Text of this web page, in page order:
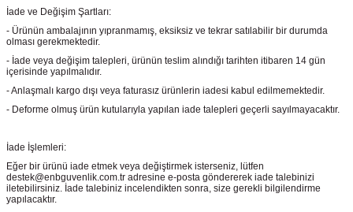
İade ve Değişim Şartları:
- Ürünün ambalajının yıpranmamış, eksiksiz ve tekrar satılabilir bir durumda
olması gerekmektedir.
- İade veya değişim talepleri, ürünün teslim alındığı tarihten itibaren 14 gün
içerisinde yapılmalıdır.
- Anlaşmalı kargo dışı veya faturasız ürünlerin iadesi kabul edilmemektedir.
- Deforme olmuş ürün kutularıyla yapılan iade talepleri geçerli sayılmayacaktır.
İade İşlemleri:
Eğer bir ürünü iade etmek veya değiştirmek isterseniz, lütfen
destek@enbguvenlik.com.tr adresine e-posta göndererek iade talebinizi
iletebilirsiniz. İade talebiniz incelendikten sonra, size gerekli bilgilendirme
yapılacaktır.